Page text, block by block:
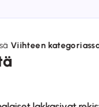
Viihteen